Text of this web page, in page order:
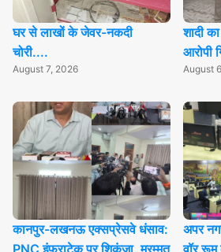
घर से लाखों के जेवर-नकदी
चोरी....
August 7, 2026
शादी
आरोपी
August
कानपुर-लखनऊ एक्सप्रेसवे धंसाव:
PNC इंफ्राटेक पर शिकंजा, मरम्मत
अपर
वॉर